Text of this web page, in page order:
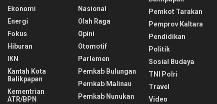
Ekonomi
Energi
Fokus
Hiburan
IKN
Kantah Kota
Balikpapan
Kementrian
ATR/BPN
Nasional
Olah Raga
Opini
Otomotif
Parlemen
Pemkab Bulungan
Pemkab Malinau
Pemkab Nunukan
Pemkot Tarakan
Pemprov Kaltara
Pendidikan
Politik
Sosial Budaya
TNI Polri
Travel
Video